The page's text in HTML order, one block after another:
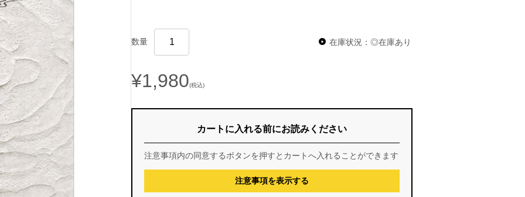
数量 在庫状況：◎在庫あり
¥1,980(税込)
カートに入れる前にお読みください
注意事項内の同意するボタンを押すとカートへ入れることができます
注意事項を表示する